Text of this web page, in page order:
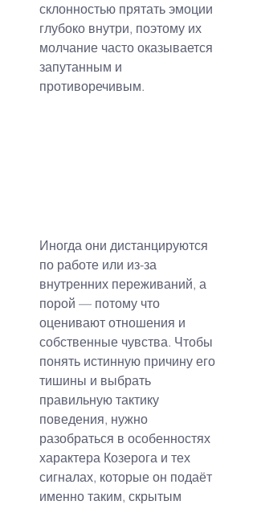
склонностью прятать эмоции
глубоко внутри, поэтому их
молчание часто оказывается
запутанным и
противоречивым.
Иногда они дистанцируются
по работе или из-за
внутренних переживаний, а
порой — потому что
оценивают отношения и
собственные чувства. Чтобы
понять истинную причину его
тишины и выбрать
правильную тактику
поведения, нужно
разобраться в особенностях
характера Козерога и тех
сигналах, которые он подаёт
именно таким, скрытым